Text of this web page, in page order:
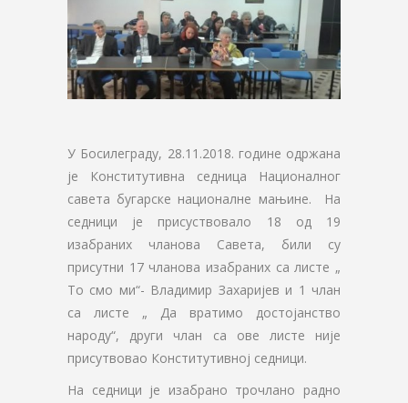
У Босилеграду, 28.11.2018. године одржана
је Конститутивна седница Националног
савета бугарске националне мањине. На
седници је присуствовало 18 од 19
изабраних чланова Савета, били су
присутни 17 чланова изабраних са листе „
То смо ми“- Владимир Захаријев и 1 члан
са листе „ Да вратимо достојанство
народу“, други члан са ове листе није
присутвовао Конститутивној седници.
На седници је изабрано трочлано радно